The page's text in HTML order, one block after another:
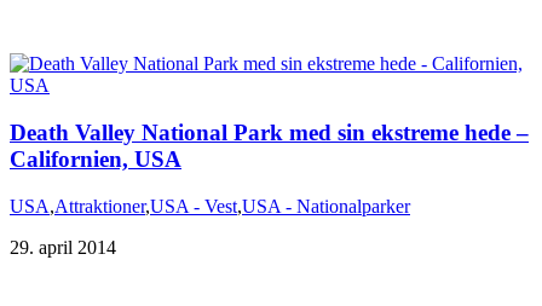
Death Valley National Park med sin ekstreme hede –
Californien, USA
USA,Attraktioner,USA - Vest,USA - Nationalparker
29. april 2014